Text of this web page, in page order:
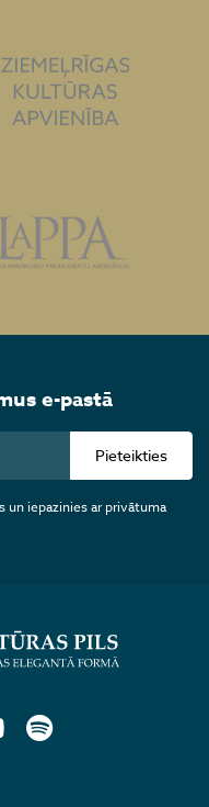
e-pastā
Pieteikties
un iepazinies ar privātuma